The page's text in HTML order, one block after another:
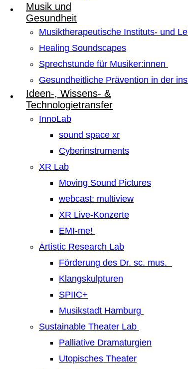
Musik und
Gesundheit
Musiktherapeutische Instituts- und
Healing Soundscapes
Sprechstunde für Musiker:innen
Gesundheitliche Prävention in der
Ideen-, Wissens- &
Technologietransfer
InnoLab
sound space xr
Cyberinstruments
XR Lab
Moving Sound Pictures
webcast: multiview
XR Live-Konzerte
EMI-me!
Artistic Research Lab
Förderung des Dr. sc. mus.
Klangskulpturen
SPIIC+
Musikstadt Hamburg
Sustainable Theater Lab
Palliative Dramaturgien
Utopisches Theater